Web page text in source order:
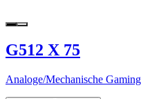
G512 X 75
Analoge/Mechanische